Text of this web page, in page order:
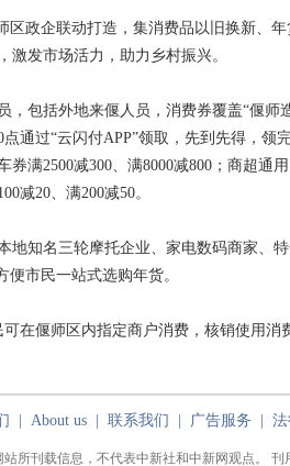
政企联动打造，集消费品以旧换新、年
激发市场活力，助力乡村振兴。
包括外地来偃人员，消费券覆盖“偃师
通过“云闪付APP”领取，先到先得，领
满2500减300、满8000减800；商超通
减20、满200减50。
知名三轮摩托企业、家电数码商家、特
市民一站式选购年货。
偃师区内指定商户消费，核销使用消
About us| 联系我们 广告服务 法
站所刊载信息，不代表中新社和中新网观点。 刊